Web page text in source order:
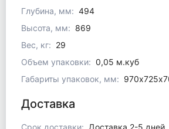
Глубина, мм: 494
Высота, мм: 869
Вес, кг: 29
Объем упаковки: 0,05 м.куб
Габариты упаковок, мм:
Доставка
Срок доставки: Доставка 2-5 дней